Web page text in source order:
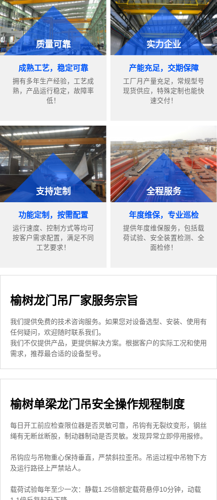
质量可靠
成熟工艺，稳定可靠
拥有多年生产经验，工艺成
熟，产品运行稳定，故障率
低！
实力企业
产能充足，交期保障
工厂月产量充足，常规型号
现货供应，特殊定制也能快
速交付！
支持定制
功能定制，按需配置
运行速度、控制方式等均可
按客户需求配置，满足不同
工艺要求！
全程服务
年度维保，专业巡检
提供年度维保服务，包括载
荷试验、安全装置检测、全
面检修！
榆树龙门吊厂家服务宗旨
我们提供免费的技术咨询服务。如果您对设备选型、安装、使用有
任何疑问，欢迎随时联系我们。
我们不仅提供产品，更提供解决方案。根据客户的实际工况和使用
需求，推荐最合适的设备型号。
榆树单梁龙门吊安全操作规程制度
每日开工前应检查限位器是否灵敏可靠，吊钩有无裂纹变形，钢丝
绳有无断丝断股，制动器制动是否灵敏。发现异常立即停用报修。
吊钩应与吊物重心保持垂直，严禁斜拉歪吊。吊运过程中吊物下方
及运行路径上严禁站人。
载荷试验每年至少一次：静载1.25倍额定载荷悬停10分钟，动载